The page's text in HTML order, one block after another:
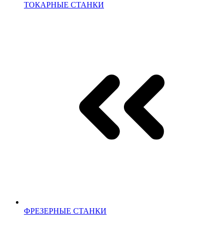
ТОКАРНЫЕ СТАНКИ
ФРЕЗЕРНЫЕ СТАНКИ